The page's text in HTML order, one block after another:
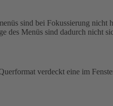
sind bei Fokussierung nicht
des Menüs sind dadurch nicht
verdeckt eine im